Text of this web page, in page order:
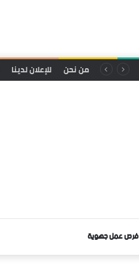
من نحن للإعلان لدينا
فرص عمل جهوية